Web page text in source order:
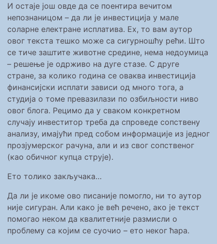
И остаје још овде да се поентира вечитом
непознаницом – да ли је инвестиција у мале
соларне електране исплатива. Ех, то вам аутор
овог текста тешко може са сигурношћу рећи. Што
се тиче заштите животне средине, нема недоумица
– решење је одрживо на дуге стазе. С друге
стране, за колико година се оваква инвестиција
финансијски исплати зависи од много тога, а
студија о томе превазилази по озбиљности ниво
овог блога. Рецимо да у сваком конкретном
случају инвеститор треба да спроведе сопствену
анализу, имајући пред собом информације из једног
прозјумерског рачуна, али и из свог сопственог
(као обичног купца струје).
Ето толико закључака…
Да ли је икоме ово писаније помогло, ни то аутор
није сигуран. Али како је већ речено, ако је текст
помогао неком да квалитетније размисли о
проблему са којим се суочио – ето неког ћара.